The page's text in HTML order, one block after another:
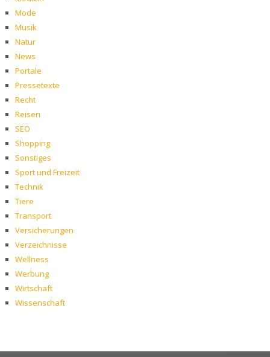
Mode
Musik
Natur
News
Portale
Pressetexte
Recht
Reisen
SEO
Shopping
Sonstiges
Sport und Freizeit
Technik
Tiere
Transport
Versicherungen
Verzeichnisse
Wellness
Werbung
Wirtschaft
Wissenschaft